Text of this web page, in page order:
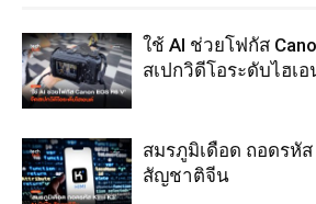
ใช้ AI ช่วยโฟกัส
สเปกวิดีโอระดับไฮเ
สมรภูมิเดือด ถอดรหัส
สัญชาติจีน